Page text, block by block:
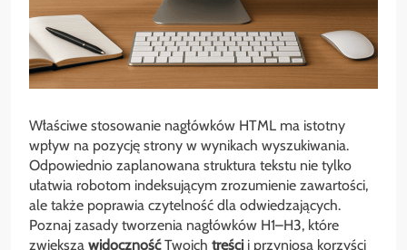
Właściwe stosowanie nagłówków HTML ma istotny
wpływ na pozycję strony w wynikach wyszukiwania.
Odpowiednio zaplanowana struktura tekstu nie tylko
ułatwia robotom indeksującym zrozumienie zawartości,
ale także poprawia czytelność dla odwiedzających.
Poznaj zasady tworzenia nagłówków H1–H3, które
zwiększą widocznośćTwoich treści i przyniosą korzyści